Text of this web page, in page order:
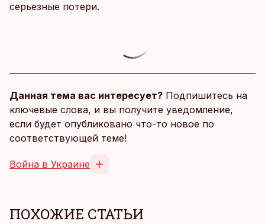
серьезные потери.
Данная тема вас интересует? Подпишитесь на
ключевые слова, и вы получите уведомление,
если будет опубликовано что-то новое по
соответствующей теме!
Война в Украине
ПОХОЖИЕ СТАТЬИ